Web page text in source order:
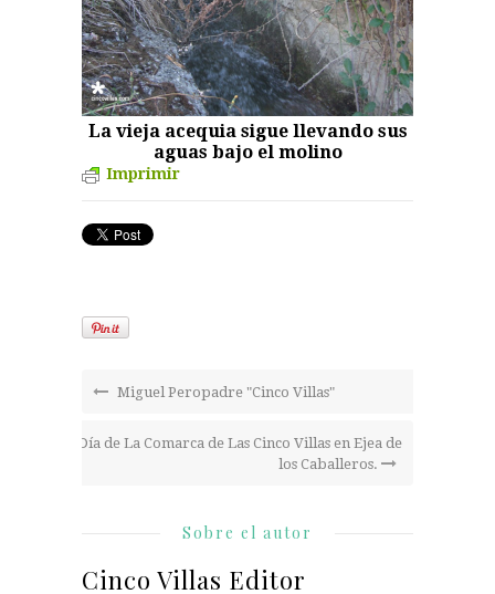
La vieja acequia sigue llevando sus
aguas bajo el molino
Imprimir
Miguel Peropadre "Cinco Villas"
Día de La Comarca de Las Cinco Villas en Ejea de
los Caballeros.
Sobre el autor
Cinco Villas Editor